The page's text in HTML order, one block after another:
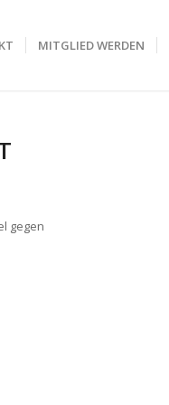
MITGLIED WERDEN
gegen